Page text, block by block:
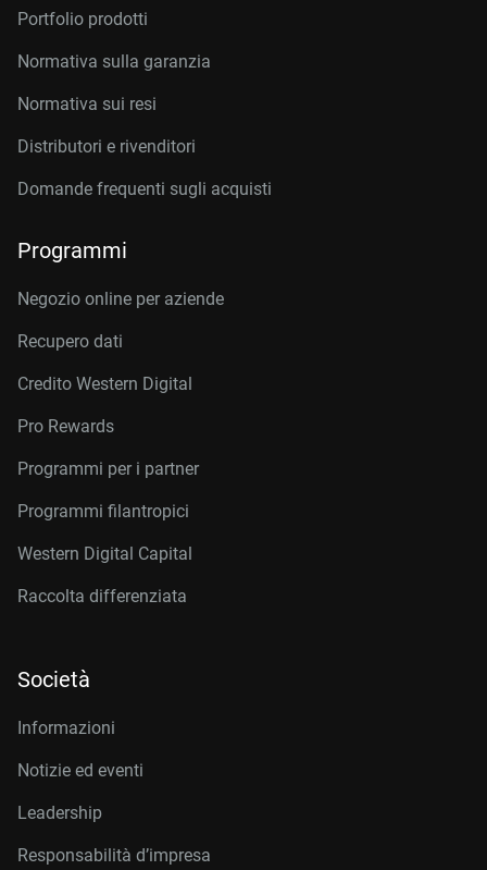
Portfolio prodotti
Normativa sulla garanzia
Normativa sui resi
Distributori e rivenditori
Domande frequenti sugli acquisti
Programmi
Negozio online per aziende
Recupero dati
Credito Western Digital
Pro Rewards
Programmi per i partner
Programmi filantropici
Western Digital Capital
Raccolta differenziata
Società
Informazioni
Notizie ed eventi
Leadership
Responsabilità d’impresa